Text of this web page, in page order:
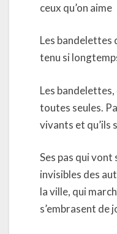
ceux qu’on aime
Les bandelettes
tenu si
Les
toutes seules.
vivants et qu’ils
Ses pas qui vont
invisibles des
la ville, qui
s’embrasent de